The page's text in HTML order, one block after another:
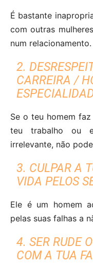
É bastante
com outras
num relacionamento.
2.
CARREIRA /
Se o teu homem
teu trabalho ou
irrelevante, não
3. CULPAR A
VIDA PELOS
Ele é um homem
pelas suas falhas a
4. SER RUDE
COM A TUA